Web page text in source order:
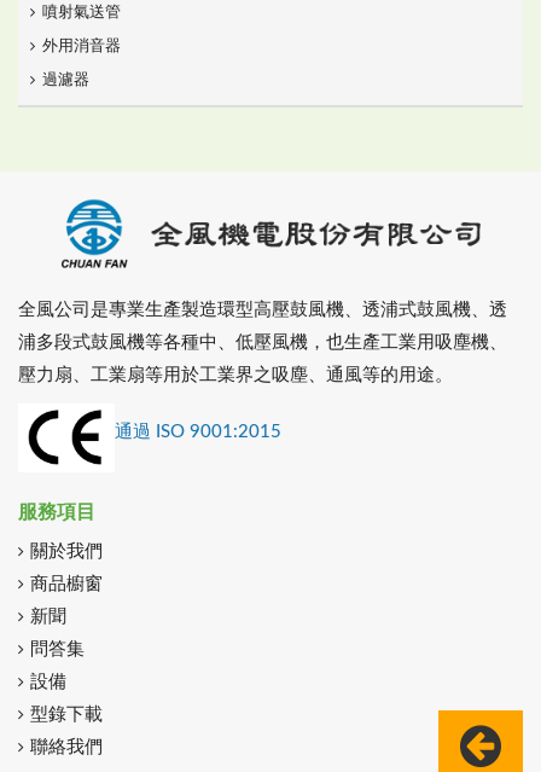
噴射氣送管
外用消音器
過濾器
全風公司是專業生產製造環型高壓鼓風機、透浦式鼓風機、透
浦多段式鼓風機等各種中、低壓風機，也生產工業用吸塵機、
壓力扇、工業扇等用於工業界之吸塵、通風等的用途。
通過 ISO 9001:2015
服務項目
關於我們
商品櫥窗
新聞
問答集
設備
型錄下載
聯絡我們